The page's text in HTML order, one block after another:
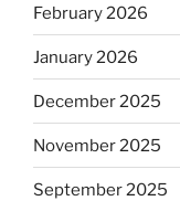
February 2026
January 2026
December 2025
November 2025
September 2025